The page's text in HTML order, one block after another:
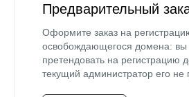
Предварительный
Оформите заказ на
освобождающегося домена: вы
претендовать на регистрацию
текущий администратор его не